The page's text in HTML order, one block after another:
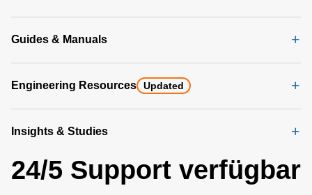
Guides & Manuals
Engineering Resources Updated
Insights & Studies
24/5 Support verfügbar